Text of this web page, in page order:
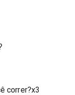
correr?x3